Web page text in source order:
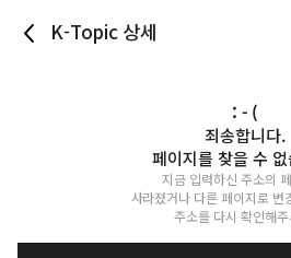
K-Topic 상세
: - (
죄송합니다.
페이지를 찾을 수
지금 입력하신 주소의
사라졌거나 다른 페이지로 변
주소를 다시 확인해